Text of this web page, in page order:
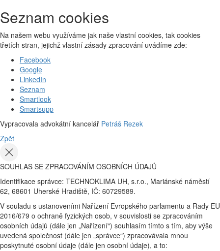
Seznam cookies
Na našem webu využíváme jak naše vlastní cookies, tak cookies
třetích stran, jejichž vlastní zásady zpracování uvádíme zde:
Facebook
Google
LinkedIn
Seznam
Smartlook
Smartsupp
Vypracovala advokátní kancelář Petráš Rezek
Zpět
SOUHLAS SE ZPRACOVÁNÍM OSOBNÍCH ÚDAJŮ
Identifikace správce: TECHNOKLIMA UH, s.r.o., Mariánské náměstí
62, 68601 Uherské Hradiště, IČ: 60729589.
V souladu s ustanoveními Nařízení Evropského parlamentu a Rady EU
2016/679 o ochraně fyzických osob, v souvislosti se zpracováním
osobních údajů (dále jen „Nařízení“) souhlasím tímto s tím, aby výše
uvedená společnost (dále jen „správce“) zpracovávala mnou
poskytnuté osobní údaje (dále jen osobní údaje), a to: